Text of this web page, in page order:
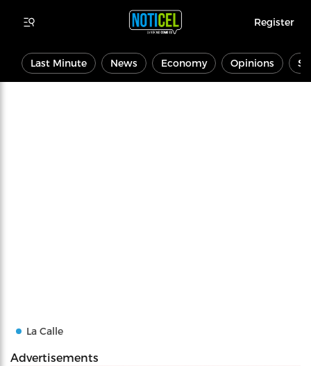
Register
Last Minute News Economy Opinions
La Calle
Advertisements